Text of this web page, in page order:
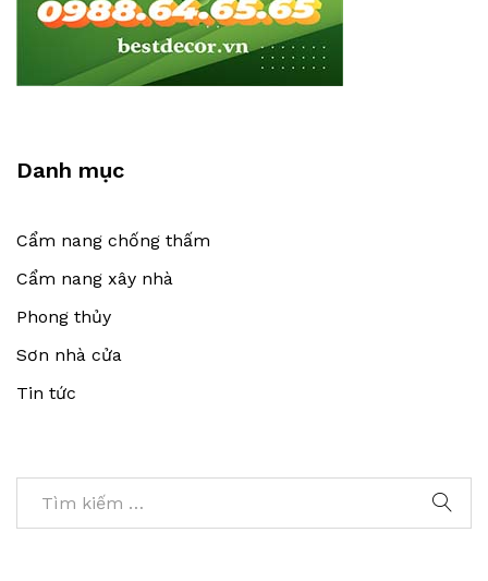
Danh mục
Cẩm nang chống thấm
Cẩm nang xây nhà
Phong thủy
Sơn nhà cửa
Tin tức